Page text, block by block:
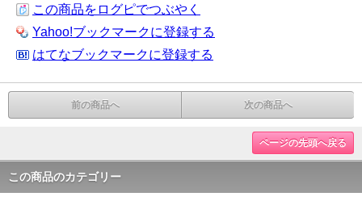
この商品をログピでつぶやく
Yahoo!ブックマークに登録する
はてなブックマークに登録する
前の商品へ 次の商品へ
ページの先頭へ戻る
この商品のカテゴリー